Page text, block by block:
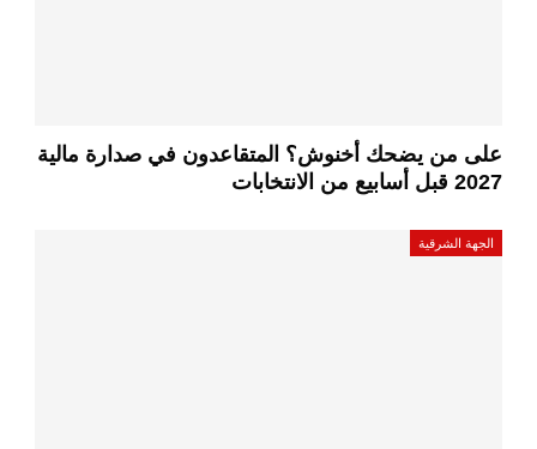
على من يضحك أخنوش؟ المتقاعدون في صدارة مالية
2027 قبل أسابيع من الانتخابات
الجهة الشرقية